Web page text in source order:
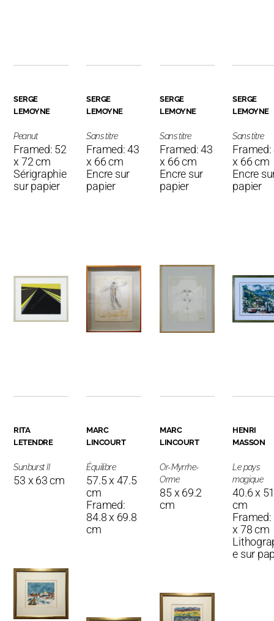
SERGE
LEMOYNE
Peanut
Framed: 52
x 72 cm
Sérigraphie
sur papier
SERGE
LEMOYNE
Sans titre
Framed: 43
x 66 cm
Encre sur
papier
SERGE
LEMOYNE
Sans titre
Framed: 43
x 66 cm
Encre sur
papier
SERGE
LEMOYNE
Sans titre
Framed:
x 66 cm
Encre
papier
RITA
LETENDRE
Sunburst II
53 x 63 cm
MARC
LINCOURT
Équilibre
57.5 x 47.5
cm
Framed:
84.8 x 69.8
cm
MARC
LINCOURT
Or-Myrrhe-
Orme
85 x 69.2
cm
HENRI
MASSON
Le pays
magique
40.6 x 51
cm
Framed:
x 78 cm
e sur